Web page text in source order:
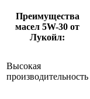
Преимущества
масел 5W-30 от
Лукойл:
Высокая
производительность